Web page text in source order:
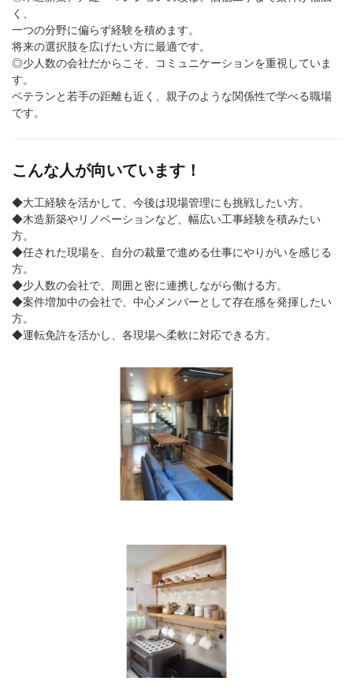
く、
一つの分野に偏らず経験を積めます。
将来の選択肢を広げたい方に最適です。
◎少人数の会社だからこそ、コミュニケーションを重視していま
す。
ベテランと若手の距離も近く、親子のような関係性で学べる職場
です。
こんな人が向いています！
◆大工経験を活かして、今後は現場管理にも挑戦したい方。
◆木造新築やリノベーションなど、幅広い工事経験を積みたい
方。
◆任された現場を、自分の裁量で進める仕事にやりがいを感じる
方。
◆少人数の会社で、周囲と密に連携しながら働ける方。
◆案件増加中の会社で、中心メンバーとして存在感を発揮したい
方。
◆運転免許を活かし、各現場へ柔軟に対応できる方。